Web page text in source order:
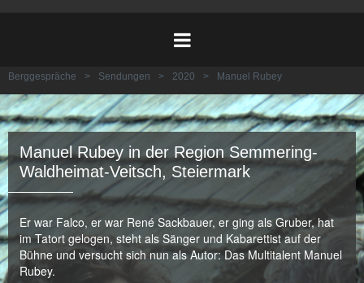
Berggespräche > Sendungen > 2020 > Manuel Rubey
Manuel Rubey in der Region Semmering-
Waldheimat-Veitsch, Steiermark
Er war Falco, er war René Sackbauer, er ging als Gruber, hat
im Tatort gelogen, steht als Sänger und Kabarettist auf der
Bühne und versucht sich nun als Autor: Das Multitalent Manuel
Rubey.